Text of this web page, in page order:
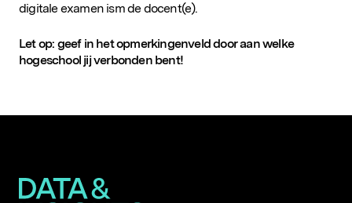
Populaire zoekopdrachten
digitale examen ism de docent(e).
Let op: geef in het opmerkingenveld door aan welke
hogeschool jij verbonden bent!